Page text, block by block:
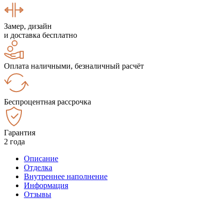
Замер, дизайн
и доставка бесплатно
Оплата наличными, безналичный расчёт
Беспроцентная рассрочка
Гарантия
2 года
Описание
Отделка
Внутреннее наполнение
Информация
Отзывы